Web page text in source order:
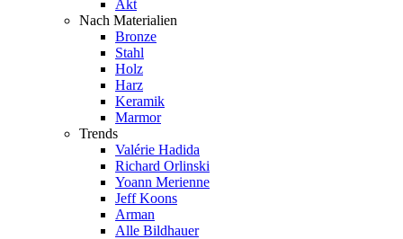
Akt
Nach Materialien
Bronze
Stahl
Holz
Harz
Keramik
Marmor
Trends
Valérie Hadida
Richard Orlinski
Yoann Merienne
Jeff Koons
Arman
Alle Bildhauer